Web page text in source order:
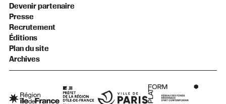
Devenir partenaire
Presse
Recrutement
Éditions
Plan du site
Archives